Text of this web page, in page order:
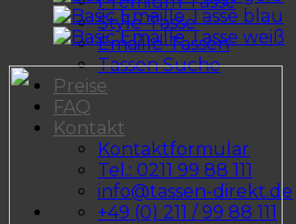
Style-Tasse
Emaille-Tassen
Tassen Suche
Preise
FAQ
Kontakt
Kontaktformular
Tel.: 0211 99 88 111
info@tassen-direkt.de
+49 (0) 211 / 99 88 111